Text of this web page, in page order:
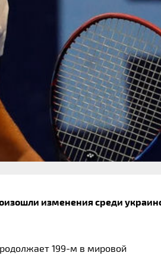
изменения среди
199-м в мировой